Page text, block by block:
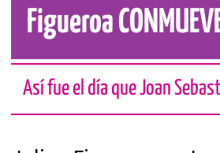
Figueroa
Así fue el día que Joan